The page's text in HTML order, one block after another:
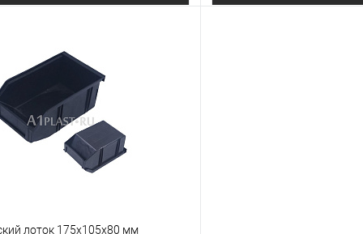
К сравнению
Под заказ
лоток 175х105х80 мм